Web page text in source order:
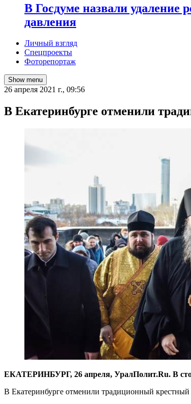
В Госдуме назвали удаление
давления
Личный взгляд
Спецпроекты
Фоторепортаж
Show menu
26 апреля 2021 г., 09:56
​В Екатеринбурге отменили
ЕКАТЕРИНБУРГ, 26 апреля, УралПолит.Ru. В
В Екатеринбурге отменили традиционный крестный